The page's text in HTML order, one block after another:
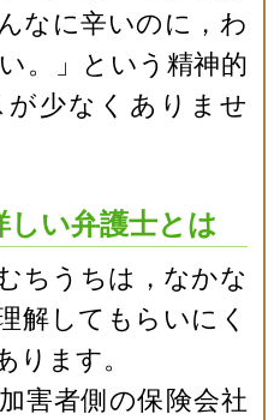
なに辛いのに，わ
。」という精神的
少なくありませ
い弁護士とは
ちうちは，なかな
解してもらいにく
ります。
害者側の保険会社